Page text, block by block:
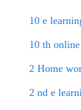
10 e
10 th
2 Home
2 nd e